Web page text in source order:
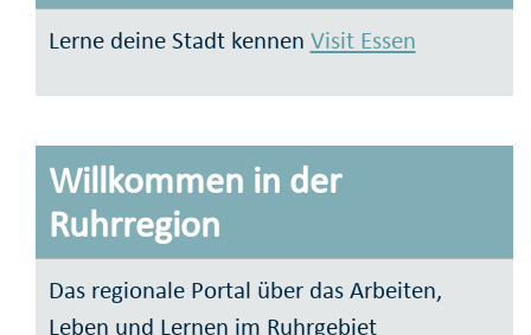
Lerne deine Stadt kennen Visit Essen
Willkommen in der
Ruhrregion
Das regionale Portal über das Arbeiten,
Leben und Lernen im Ruhrgebiet